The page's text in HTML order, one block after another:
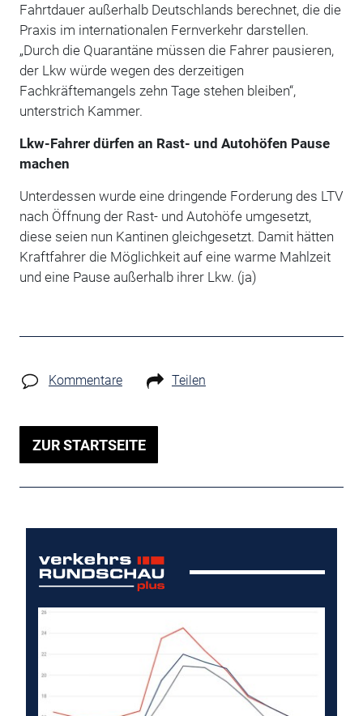
Fahrtdauer außerhalb Deutschlands berechnet, die die
Praxis im internationalen Fernverkehr darstellen.
„Durch die Quarantäne müssen die Fahrer pausieren,
der Lkw würde wegen des derzeitigen
Fachkräftemangels zehn Tage stehen bleiben“,
unterstrich Kammer.
Lkw-Fahrer dürfen an Rast- und Autohöfen Pause
machen
Unterdessen wurde eine dringende Forderung des LTV
nach Öffnung der Rast- und Autohöfe umgesetzt,
diese seien nun Kantinen gleichgesetzt. Damit hätten
Kraftfahrer die Möglichkeit auf eine warme Mahlzeit
und eine Pause außerhalb ihrer Lkw. (ja)
Kommentare Teilen
ZUR STARTSEITE